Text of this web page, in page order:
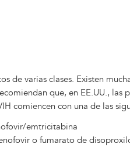
de varias clases. Existen
que, en EE.UU., las
comiencen con una de las
emtricitabina
o fumarato de